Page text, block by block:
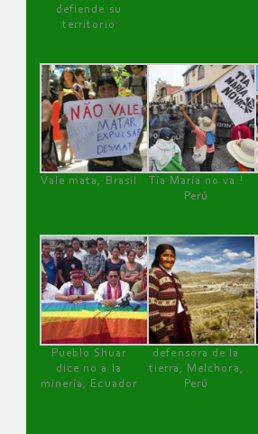
defiende su
territorio
Vale mata, Brasil
Tía María no va !
Perú
Pueblo Shuar
dice no a la
minería, Ecuador
defensora de la
tierra, Melchora,
Perú